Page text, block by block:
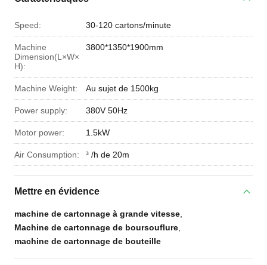
Speed: 30-120 cartons/minute
Machine
Dimension(L×W×
H):
3800*1350*1900mm
Machine Weight: Au sujet de 1500kg
Power supply: 380V 50Hz
Motor power: 1.5kW
Air Consumption: ³ /h de 20m
Mettre en évidence
machine de cartonnage à grande vitesse
Machine de cartonnage de boursouflure
machine de cartonnage de bouteille